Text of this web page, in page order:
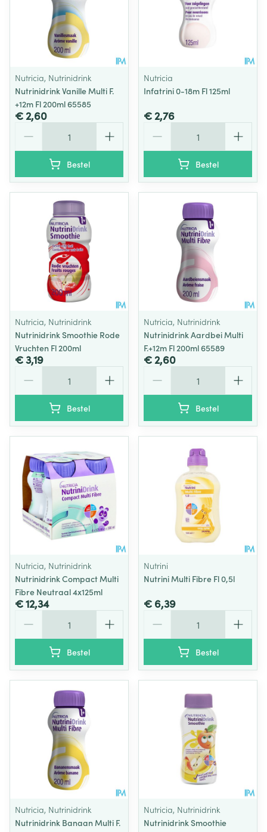
Nutricia, Nutrinidrink
Nutrinidrink Vanille Multi F.
+12m Fl 200ml 65585
€ 2,60
Bestel
Nutricia
Infatrini 0-18m Fl 125ml
€ 2,76
Bestel
Nutricia, Nutrinidrink
Nutrinidrink Smoothie Rode
Vruchten Fl 200ml
€ 3,19
Bestel
Nutricia, Nutrinidrink
Nutrinidrink Aardbei Multi
F.+12m Fl 200ml 65589
€ 2,60
Bestel
Nutricia, Nutrinidrink
Nutrinidrink Compact Multi
Fibre Neutraal 4x125ml
€ 12,34
Bestel
Nutrini
Nutrini Multi Fibre Fl 0,5l
€ 6,39
Bestel
Nutricia, Nutrinidrink
Nutrinidrink Banaan Multi F.
Nutricia, Nutrinidrink
Nutrinidrink Smoothie